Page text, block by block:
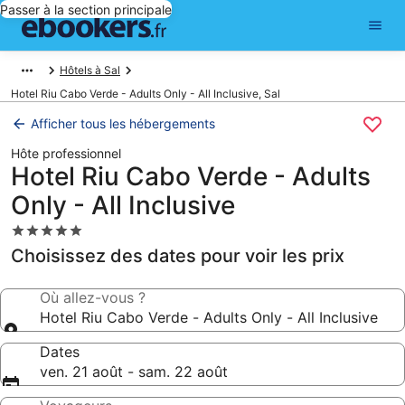
Passer à la section principale
Hôtels à Sal
Hotel Riu Cabo Verde - Adults Only - All Inclusive, Sal
Afficher tous les hébergements
Hôte professionnel
Hotel Riu Cabo Verde - Adults
Only - All Inclusive
Hébergement
5.0 étoiles
Choisissez des dates pour voir les prix
Où allez-vous ?
Hotel Riu Cabo Verde - Adults Only - All Inclusive
Dates
ven. 21 août - sam. 22 août